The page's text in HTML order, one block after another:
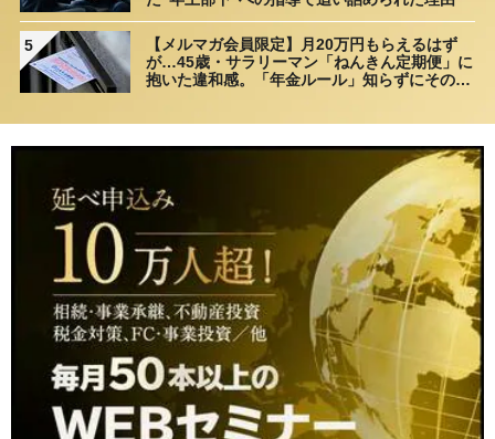
5
【メルマガ会員限定】月20万円もらえるはず
が…45歳・サラリーマン「ねんきん定期便」に
抱いた違和感。「年金ルール」知らずにそのま